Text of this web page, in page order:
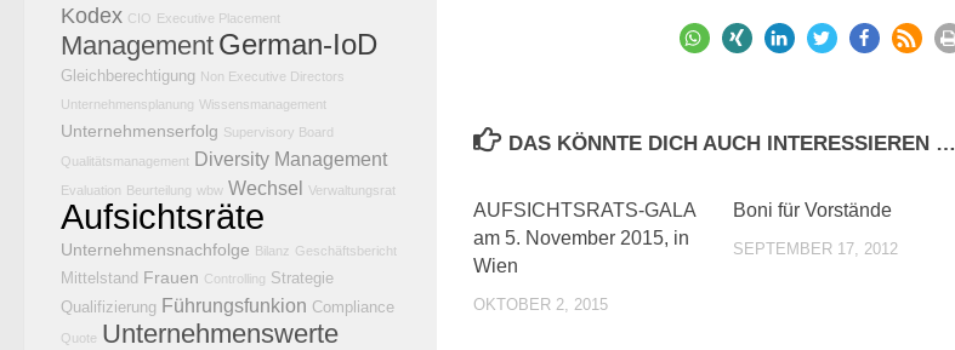
DAS KÖNNTE DICH AUCH INTERESSIEREN …
AUFSICHTSRATS-GALA
am 5. November 2015, in
Wien
OKTOBER 2, 2015
Boni für Vorstände
SEPTEMBER 17, 2012
Kodex CIO Executive Placement
Management German-IoD
Gleichberechtigung Non Executive Directors
Unternehmensplanung Wissensmanagement
Unternehmenserfolg Supervisory Board
Qualitätsmanagement Diversity Management
Evaluation Beurteilung wbw Wechsel Verwaltungsrat
Aufsichtsräte
Unternehmensnachfolge Bilanz Geschäftsbericht
Mittelstand Frauen Controlling Strategie
Qualifizierung Führungsfunkion Compliance
Quote Unternehmenswerte